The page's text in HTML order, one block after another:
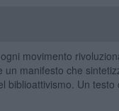
movimento
un manifesto che
biblioattivismo. Un testo